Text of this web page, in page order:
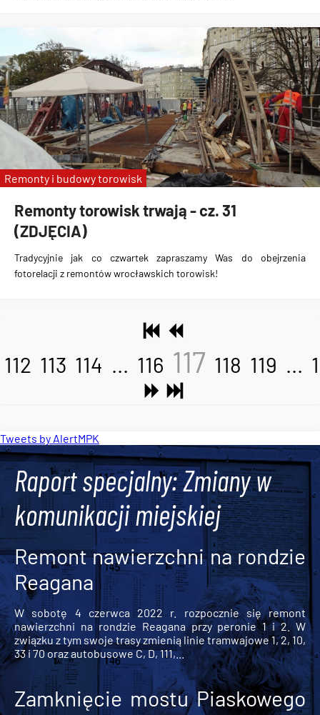
Remonty torowisk trwają - cz. 31
(ZDJĘCIA)
Tradycyjnie jak co czwartek zapraszamy Was do obejrzenia
fotorelacji z remontów wrocławskich torowisk!
Remonty i budowy torowisk
112 113 114 ... 116 117 118 119 ...
Tweets by AlertMPK
Raport specjalny: Zmiany w
komunikacji miejskiej
Remont nawierzchni na rondzie
Reagana
W sobotę 4 czerwca 2022 r. rozpocznie się remont
nawierzchni na rondzie Reagana przy peronie 1 i 2. W
związku z tym swoje trasy zmienią linie tramwajowe 1, 2, 10,
33 i 70 oraz autobusowe C, D, 111,...
Zamknięcie mostu Piaskowego